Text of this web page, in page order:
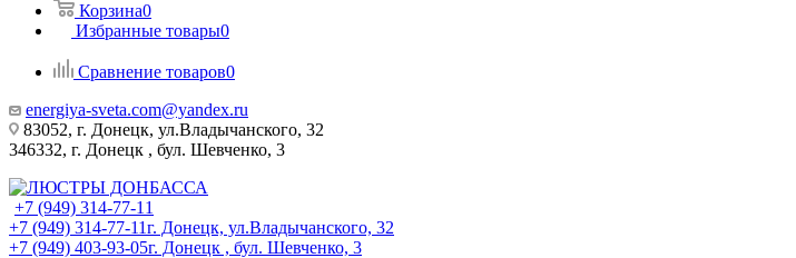
Корзина0
Избранные товары0
Сравнение товаров0
energiya-sveta.com@yandex.ru
83052, г. Донецк, ул.Владычанского, 32
346332, г. Донецк , бул. Шевченко, 3
+7 (949) 314-77-11
+7 (949) 314-77-11г. Донецк, ул.Владычанского, 32
+7 (949) 403-93-05г. Донецк , бул. Шевченко, 3